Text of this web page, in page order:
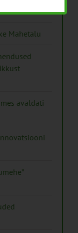
Mahetalu
avaldati